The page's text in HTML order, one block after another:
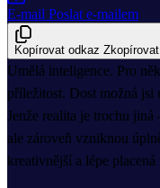
E-mail Poslat e-mailem
Kopírovat odkaz
Umělá inteligence. Pro
příležitost. Dost možná jsi
Jenže realita je trochu jiná
ale zároveň vzniknou
kreativnější a lépe